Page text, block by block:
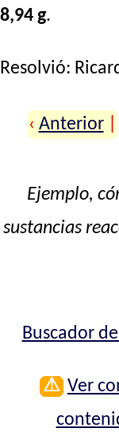
8,94 g.
Resolvió:
‹ Anterior
Ejemplo,
sustancias
Buscador
⚠ Ver